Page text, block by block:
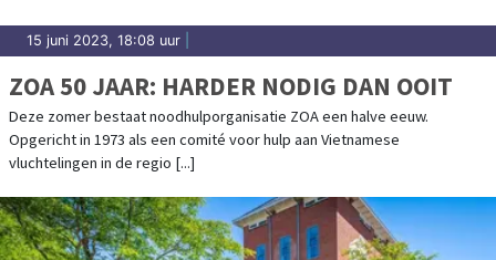
15 juni 2023, 18:08 uur
ZOA 50 JAAR: HARDER NODIG DAN OOIT
Deze zomer bestaat noodhulporganisatie ZOA een halve eeuw.
Opgericht in 1973 als een comité voor hulp aan Vietnamese
vluchtelingen in de regio [...]